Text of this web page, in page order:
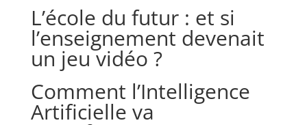
L’école du futur : et si
l’enseignement devenait
un jeu vidéo ?
Comment l’Intelligence
Artificielle va